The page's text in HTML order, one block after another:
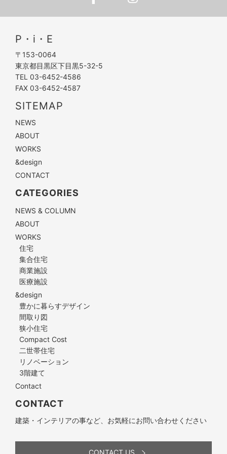
P・i・E
〒153-0064
東京都目黒区下目黒5-32-5
TEL 03-6452-4586
FAX 03-6452-4587
SITEMAP
NEWS
ABOUT
WORKS
&design
CONTACT
CATEGORIES
NEWS & COLUMN
ABOUT
WORKS
住宅
集合住宅
商業施設
医療施設
&design
豊かに暮らすデザイン
間取り図
狭小住宅
Compact Cost
二世帯住宅
リノベーション
3階建て
Contact
CONTACT
建築・インテリアの事など、お気軽にお問い合わせください